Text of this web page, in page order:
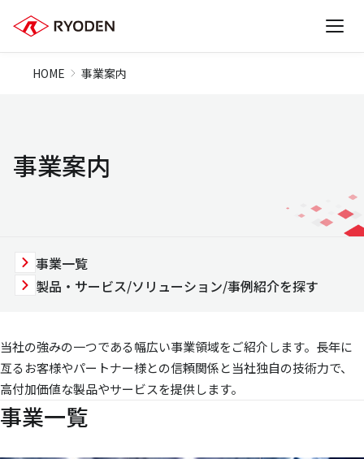
HOME 事業案内
事業案内
事業一覧
製品・サービス/ソリューション/事例紹介を探す
当社の強みの一つである幅広い事業領域をご紹介します。長年に
亙るお客様やパートナー様との信頼関係と当社独自の技術力で、
高付加価値な製品やサービスを提供します。
事業一覧